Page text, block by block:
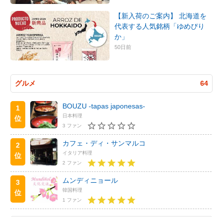
【新入荷のご案内】 北海道を
代表する人気銘柄「ゆめぴり
か」
50日前
グルメ 64
1
位
BOUZU -tapas japonesas-
日本料理
3 ファン
2
位
カフェ・ディ・サンマルコ
イタリア料理
2 ファン
3
位
ムンディニョール
韓国料理
1 ファン